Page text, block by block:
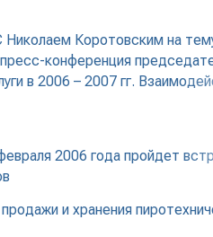
Коротовским на
конференция
в 2006 – 2007 гг.
2006 года пройдет
и хранения